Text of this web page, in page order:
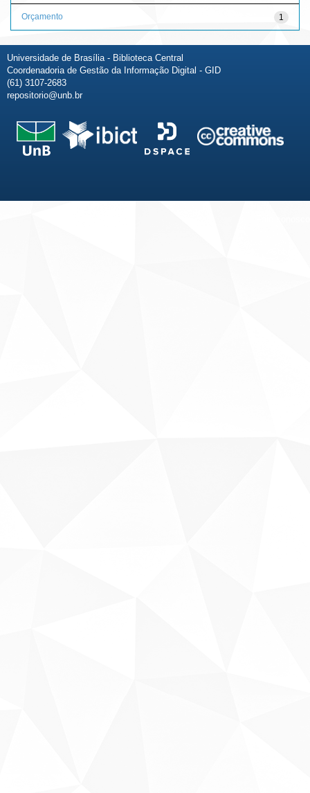
1
Orçamento
Universidade de Brasília - Biblioteca Central
Coordenadoria de Gestão da Informação Digital - GID
(61) 3107-2683
repositorio@unb.br